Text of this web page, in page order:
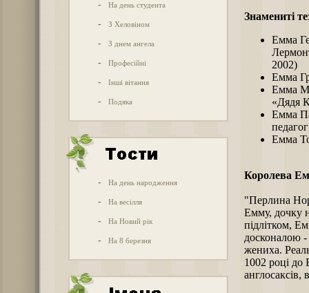
- На день студента
- З Хеловіном
- З днем ангела
- Професійні
- Інші вітання
- Подяка
- На день народження
- На весілля
- На Новий рік
- На 8 березня
Знамениті
Емма
2002)
Емма
Емма
«Дядя
Емма
Емма
Королева
"Перлина
Емму, дочку
підлітком,
досконалою -
жениха.
1002 році до
англосаксів,